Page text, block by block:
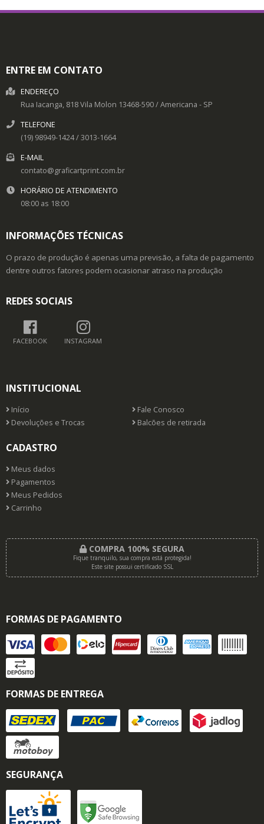
ENTRE EM CONTATO
ENDEREÇO
Rua Iacanga, 818Vila Molon 13468-590/Americana - SP
TELEFONE
(19) 98949-1424 / 3013-1664
E-MAIL
contato@graficartprint.com.br
HORÁRIO DE ATENDIMENTO
08:00 as 18:00
INFORMAÇÕES TÉCNICAS
O prazo de produção é apenas uma previsão, a falta de pagamento
dentre outros fatores podem ocasionar atraso na produção
REDES SOCIAIS
FACEBOOK INSTAGRAM
INSTITUCIONAL
Início
Fale Conosco
Devoluções e Trocas
Balcões de retirada
CADASTRO
Meus dados
Pagamentos
Meus Pedidos
Carrinho
COMPRA 100% SEGURA
Fique tranquilo, sua compra está protegida!
Este site possui certificado SSL
FORMAS DE PAGAMENTO
FORMAS DE ENTREGA
SEGURANÇA